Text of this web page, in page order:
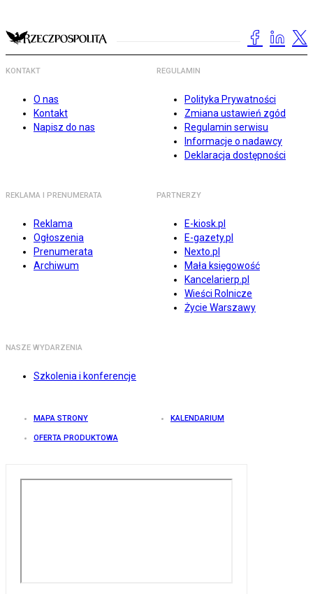
KONTAKT
O nas
Kontakt
Napisz do nas
REGULAMIN
Polityka Prywatności
Zmiana ustawień zgód
Regulamin serwisu
Informacje o nadawcy
Deklaracja dostępności
REKLAMA I PRENUMERATA
Reklama
Ogłoszenia
Prenumerata
Archiwum
PARTNERZY
E-kiosk.pl
E-gazety.pl
Nexto.pl
Mała księgowość
Kancelarierp.pl
Wieści Rolnicze
Życie Warszawy
NASZE WYDARZENIA
Szkolenia i konferencje
MAPA STRONY KALENDARIUM
OFERTA PRODUKTOWA